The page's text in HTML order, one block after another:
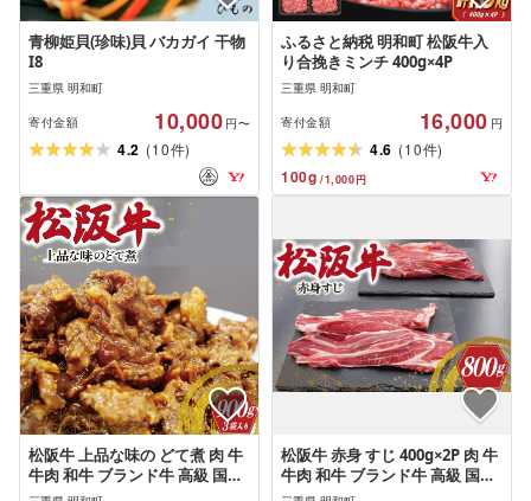
青柳姫貝(珍味)貝 バカガイ 干物
I8
三重県 明和町
寄付金額 10,000 円〜
4.2 (10件)
ふるさと納税 明和町 松阪牛入
り合挽きミンチ 400g×4P
三重県 明和町
寄付金額 16,000 円
4.6 (10件)
100g /1,000円
松阪牛 上品な味の どて煮 肉 牛
牛肉 和牛 ブランド牛 高級 国産
霜降り 冷凍 ふるさと 人気 すじ
松阪牛 赤身 すじ 400g×2P 肉 牛
牛肉 和牛 ブランド牛 高級 国産
霜降り 冷凍 ふるさと 人気 スジ